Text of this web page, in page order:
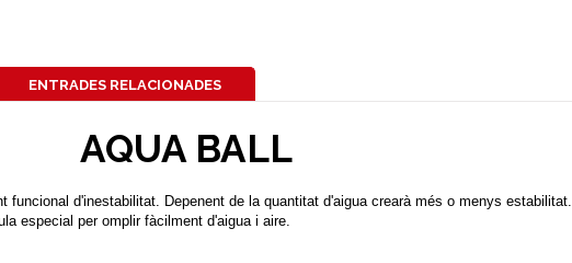
ENTRADES RELACIONADES
AQUA BALL
funcional d'inestabilitat. Depenent de la quantitat d'aigua crearà més o menys estabilitat.
especial per omplir fàcilment d'aigua i aire.